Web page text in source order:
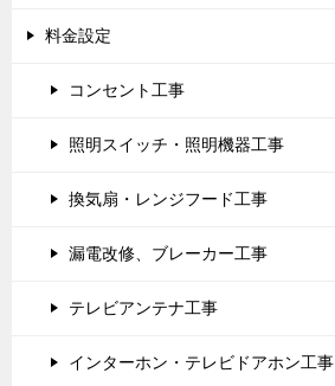
料金設定
コンセント工事
照明スイッチ・照明機器工事
換気扇・レンジフード工事
漏電改修、ブレーカー工事
テレビアンテナ工事
インターホン・テレビドアホン工事